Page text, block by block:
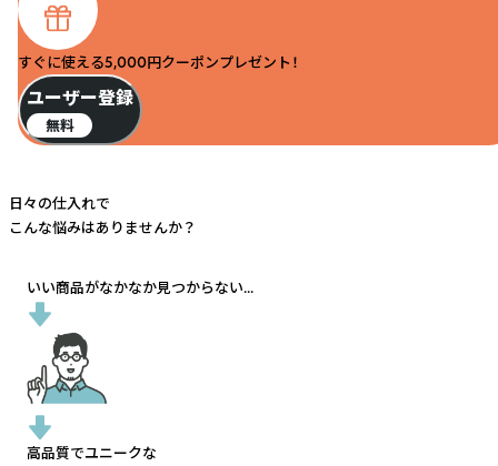
すぐに使える5,000円クーポンプレゼント！
ユーザー登録
無料
日々の仕入れで
こんな悩みはありませんか？
いい商品がなかなか見つからない...
高品質でユニークな